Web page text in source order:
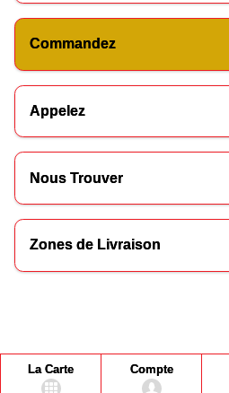
Commandez
Appelez
Nous Trouver
Zones de Livraison
La Carte Compte